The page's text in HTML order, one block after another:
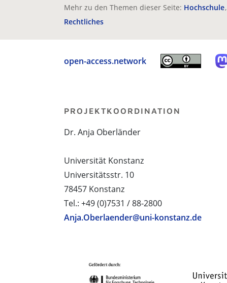
Mehr zu den Themen dieser Seite: Hochschule
Rechtliches
open-access.network
PROJEKTKOORDINATION
Dr. Anja Oberländer
Universität Konstanz
Universitätsstr. 10
78457 Konstanz
Tel.: +49 (0)7531 / 88-2800
Anja.Oberlaender@uni-konstanz.de